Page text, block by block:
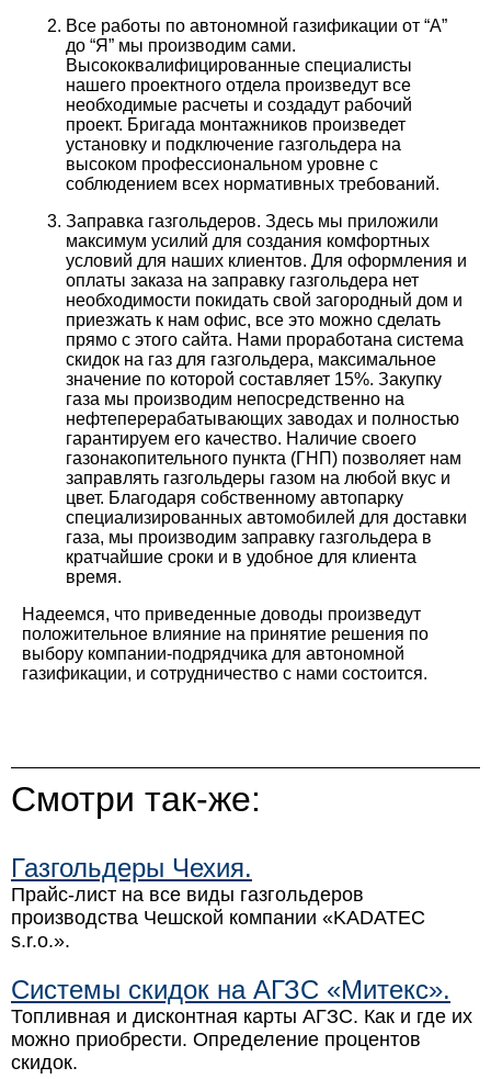
Все работы по автономной газификации от “А”
до “Я” мы производим сами.
Высококвалифицированные специалисты
нашего проектного отдела произведут все
необходимые расчеты и создадут рабочий
проект. Бригада монтажников произведет
установку и подключение газгольдера на
высоком профессиональном уровне с
соблюдением всех нормативных требований.
Заправка газгольдеров. Здесь мы приложили
максимум усилий для создания комфортных
условий для наших клиентов. Для оформления и
оплаты заказа на заправку газгольдера нет
необходимости покидать свой загородный дом и
приезжать к нам офис, все это можно сделать
прямо с этого сайта. Нами проработана система
скидок на газ для газгольдера, максимальное
значение по которой составляет 15%. Закупку
газа мы производим непосредственно на
нефтеперерабатывающих заводах и полностью
гарантируем его качество. Наличие своего
газонакопительного пункта (ГНП) позволяет нам
заправлять газгольдеры газом на любой вкус и
цвет. Благодаря собственному автопарку
специализированных автомобилей для доставки
газа, мы производим заправку газгольдера в
кратчайшие сроки и в удобное для клиента
время.
Надеемся, что приведенные доводы произведут
положительное влияние на принятие решения по
выбору компании-подрядчика для автономной
газификации, и сотрудничество с нами состоится.
Смотри так-же:
Газгольдеры Чехия.
Прайс-лист на все виды газгольдеров
производства Чешской компании «KADATEC
s.r.o.».
Системы скидок на АГЗС «Митекс».
Топливная и дисконтная карты АГЗС. Как и где их
можно приобрести. Определение процентов
скидок.